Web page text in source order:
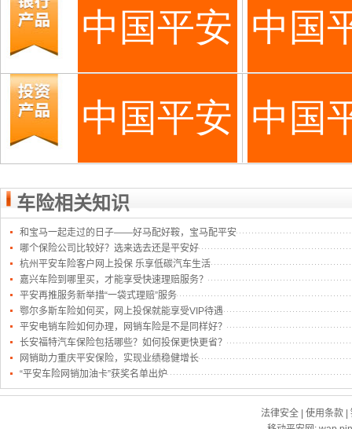
车险相关知识
和宝马一起走过的日子——好马配好鞍，宝马配平安
哪个保险公司比较好？选来选去还是平安好
杭州平安车险客户网上投保 乐享低碳汽车生活
嘉兴车险到哪里买，才能享受快速理赔服务？
平安再推服务新举措“一袋式理赔”服务
鄂尔多斯车险如何买，网上投保就能享受VIP待遇
平安电销车险如何办理，网销车险是不是同样好？
长安福特汽车保险包括哪些？如何投保更快更省？
网销助力重庆平安保险，实现业绩稳健增长
“平安车险网销加油卡”获奖名单出炉
法律安全 |使用条款 |